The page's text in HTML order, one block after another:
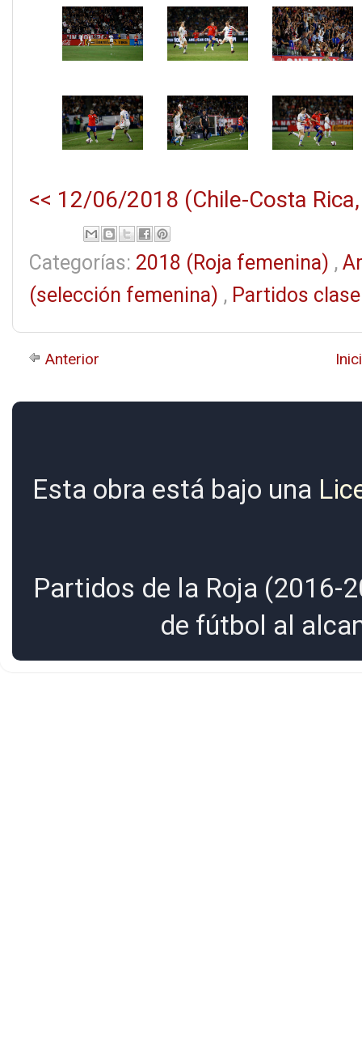
<< 12/06/2018 (Chile-Costa
Categorías: 2018 (Roja femenina) ,
(selección femenina) , Partidos
Anterior
Esta obra está bajo una
Partidos de la Roja (2016-
de fútbol al